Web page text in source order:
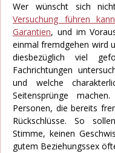
Wer wünscht sich
Versuchung führen kann
Garantien, und im
einmal fremdgehen wird
diesbezüglich viel
Fachrichtungen
und welche
Seitensprünge
Personen, die bereits
Rückschlüsse. So
Stimme, keinen
gutem Beziehungssex